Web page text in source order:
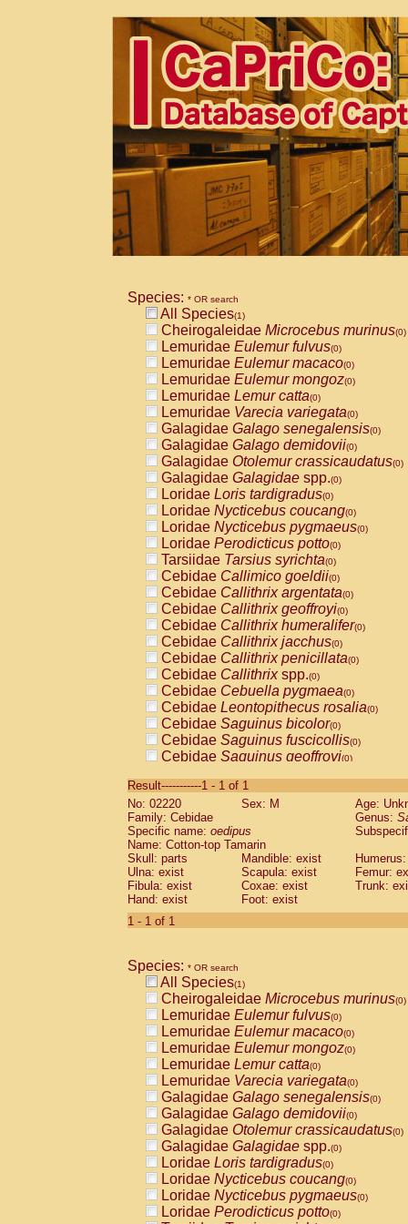
Species: * OR search
All Species(1)
Cheirogaleidae Microcebus murinus(0)
Lemuridae Eulemur fulvus(0)
Lemuridae Eulemur macaco(0)
Lemuridae Eulemur mongoz(0)
Lemuridae Lemur catta(0)
Lemuridae Varecia variegata(0)
Galagidae Galago senegalensis(0)
Galagidae Galago demidovii(0)
Galagidae Otolemur crassicaudatus(0)
Galagidae Galagidae spp.(0)
Loridae Loris tardigradus(0)
Loridae Nycticebus coucang(0)
Loridae Nycticebus pygmaeus(0)
Loridae Perodicticus potto(0)
Tarsiidae Tarsius syrichta(0)
Cebidae Callimico goeldii(0)
Cebidae Callithrix argentata(0)
Cebidae Callithrix geoffroyi(0)
Cebidae Callithrix humeralifer(0)
Cebidae Callithrix jacchus(0)
Cebidae Callithrix penicillata(0)
Cebidae Callithrixspp.(0)
Cebidae Cebuella pygmaea(0)
Cebidae Leontopithecus rosalia(0)
Cebidae Saguinus bicolor(0)
Cebidae Saguinus fuscicollis(0)
Cebidae Saguinus geoffroyi(0)
CebidaeSaguinus labiatus(0)
Cebidae Saguinus leucopus (0)
Cebidae
CebidaeSaguinus mystax
Cebidae Saguinus nigricollis (0)
Cebidae Saguinus oedipus
Cebidae Saguinus weddelli
Cebidae Saguinusspp.
Cebidae
CebidaeCebus capucinus
CebidaeCebus nigrivittatus
CebidaeCebus spp.(0)
CebidaeSaimiri boliviensis(0)
CebidaeSaimiri sciureus(0)
AtelidaeAlouatta caraya(0)
AtelidaeAlouatta fusca(0)
AtelidaeAlouatta seniculus(0)
AtelidaeAlouattaspp.(0)
AtelidaeAteles belzebuth(0)
AtelidaeAteles geoffroyi(0)
AtelidaeAteles paniscus(0)
AtelidaeAtelesspp.(0)
AtelidaeLagothrix lagothricha(0)
AtelidaeLagothrix lagothricha cana
PitheciidaeCacajao calvus
Result-----------1 - 1 of 1
No: 02220
Sex: M
Age:
Family: Cebidae
Genus:
Specific name: oedipus
Name: Cotton-top Tamarin
Skull: parts
Mandible: exist
Ulna: exist
Scapula: exist
Femur:
Fibula: exist
Coxae: exist
Trunk:
Hand: exist
Foot: exist
1 - 1 of 1
Species: * OR search
All Species(1)
Cheirogaleidae Microcebus murinus(0)
Lemuridae Eulemur fulvus(0)
Lemuridae Eulemur macaco(0)
Lemuridae Eulemur mongoz(0)
Lemuridae Lemur catta(0)
Lemuridae Varecia variegata(0)
Galagidae Galago senegalensis(0)
Galagidae Galago demidovii(0)
Galagidae Otolemur crassicaudatus(0)
Galagidae Galagidae spp.(0)
Loridae Loris tardigradus(0)
Loridae Nycticebus coucang(0)
Loridae Nycticebus pygmaeus(0)
Loridae Perodicticus potto(0)